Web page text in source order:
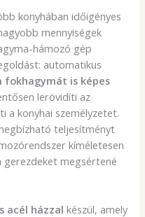
konyhában időigényes
mennyiségek
hámozó gép
automatikus
fokhagymát is képes
lerövidíti az
a konyhai személyzetet.
teljesítményt
kíméletesen
gerezdeket megsértené
acél házzal készül, amely